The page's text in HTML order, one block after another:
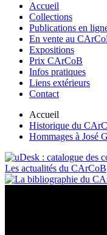
Accueil
Collections
Publications en
En vente au
Expositions
Prix CArCoB
Infos pratiques
Liens extérieurs
Contact
Accueil
Historique du
Hommages à José
Les actualités du CArCoB